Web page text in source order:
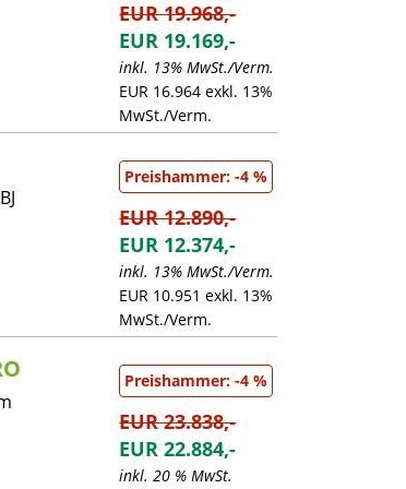
EUR 19.968,-
EUR 19.169,-
inkl. 13% MwSt./Verm.
EUR 16.964 exkl. 13%
MwSt./Verm.
Preishammer: -4 %
EUR 12.890,-
EUR 12.374,-
inkl. 13% MwSt./Verm.
EUR 10.951 exkl. 13%
MwSt./Verm.
Preishammer: -4 %
EUR 23.838,-
EUR 22.884,-
inkl. 20 % MwSt.